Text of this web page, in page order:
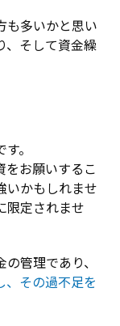
も多いかと思い
、そして資金繰
。
をお願いするこ
いかもしれませ
限定されませ
管理であり、
、その過不足を